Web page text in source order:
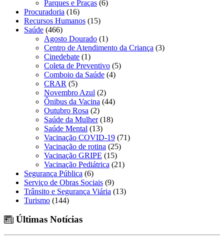
Parques e Praças (6)
Procuradoria (16)
Recursos Humanos (15)
Saúde (466)
Agosto Dourado (1)
Centro de Atendimento da Criança (3)
Cinedebate (1)
Coleta de Preventivo (5)
Comboio da Saúde (4)
CRAR (5)
Novembro Azul (2)
Ônibus da Vacina (44)
Outubro Rosa (2)
Saúde da Mulher(18)
Saúde Mental (13)
Vacinação COVID-19 (71)
Vacinação de rotina (25)
Vacinação GRIPE (15)
Vacinação Pediátrica (21)
Segurança Pública (6)
Serviço de Obras Sociais (9)
Trânsito e Segurança Viária (13)
Turismo (144)
Últimas Notícias